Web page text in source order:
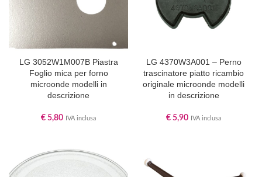
LG 3052W1M007B Piastra
Foglio mica per forno
microonde modelli in
descrizione
€ 5,80 IVA inclusa
LG 4370W3A001 – Perno
trascinatore piatto ricambio
originale microonde modelli
in descrizione
€ 5,90 IVA inclusa